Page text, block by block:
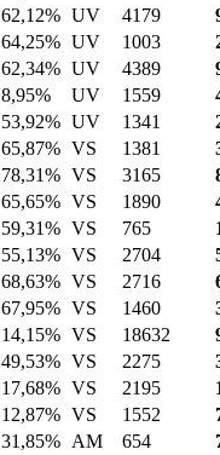
62,12% UV 4179
64,25% UV 1003
62,34% UV 4389
8,95% UV 1559
53,92% UV 1341
65,87% VS 1381
78,31% VS 3165
65,65% VS 1890
59,31% VS 765
55,13% VS 2704
68,63% VS 2716
67,95% VS 1460
14,15% VS 18632
49,53% VS 2275
17,68% VS 2195
12,87% VS 1552
31,85% AM 654